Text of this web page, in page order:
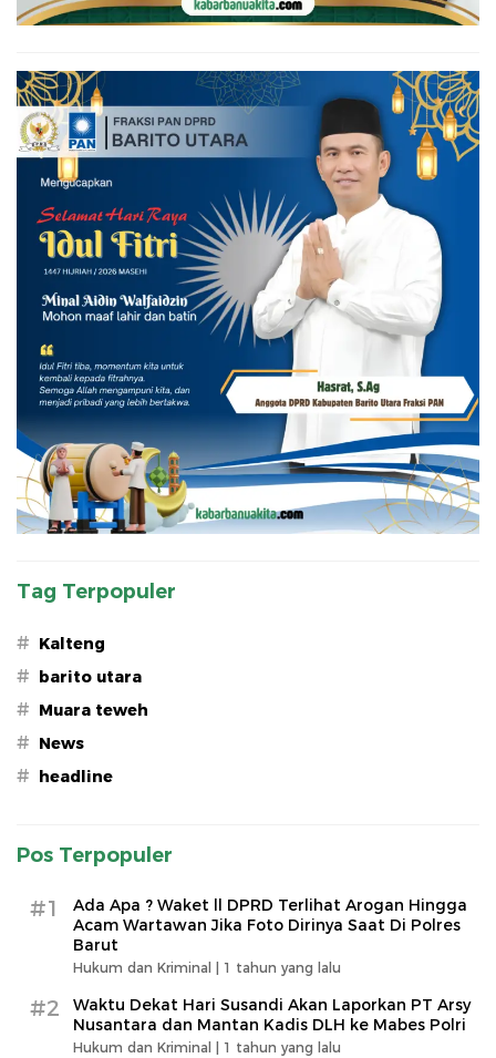
Tag Terpopuler
# Kalteng
# barito utara
# Muara teweh
# News
# headline
Pos Terpopuler
#1
Ada Apa ? Waket ll DPRD Terlihat Arogan Hingga
Acam Wartawan Jika Foto Dirinya Saat Di Polres
Barut
Hukum dan Kriminal | 1 tahun yang lalu
#2
Waktu Dekat Hari Susandi Akan Laporkan PT Arsy
Nusantara dan Mantan Kadis DLH ke Mabes Polri
Hukum dan Kriminal | 1 tahun yang lalu